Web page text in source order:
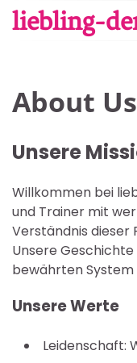
Skip
toliebling-
About Us
Unsere
Willkommen bei
und Trainer mit
Verständnis dieser
Unsere
bewährten
Unsere Werte
Leidenschaft: